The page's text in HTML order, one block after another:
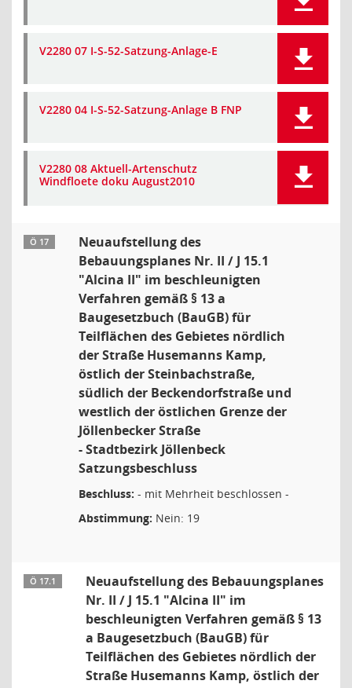
V2280 07 I-S-52-Satzung-Anlage-E
V2280 04 I-S-52-Satzung-Anlage B FNP
V2280 08 Aktuell-Artenschutz
Windfloete doku August2010
Ö 17
Neuaufstellung des
Bebauungsplanes Nr. II / J 15.1
"Alcina II" im beschleunigten
Verfahren gemäß § 13 a
Baugesetzbuch (BauGB) für
Teilflächen des Gebietes nördlich
der Straße Husemanns Kamp,
östlich der Steinbachstraße,
südlich der Beckendorfstraße und
westlich der östlichen Grenze der
Jöllenbecker Straße
- Stadtbezirk Jöllenbeck
Satzungsbeschluss
Beschluss: - mit Mehrheit beschlossen -
Abstimmung: Nein: 19
Ö 17.1
Neuaufstellung des Bebauungsplanes
Nr. II / J 15.1 "Alcina II" im
beschleunigten Verfahren gemäß § 13
a Baugesetzbuch (BauGB) für
Teilflächen des Gebietes nördlich der
Straße Husemanns Kamp, östlich der